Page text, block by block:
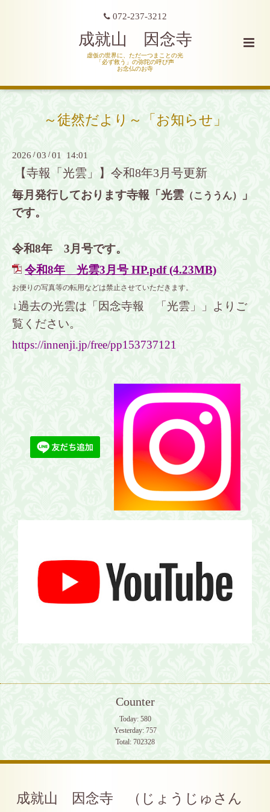
072-237-3212
成就山 因念寺
虚仮の世界に、ただ一つまことの光
「必ず救う」の弥陀の呼び声
お念仏のお寺
～徒然だより～「お知らせ」
2026 /03 /01 14:01
【寺報「光雲」】令和8年3月号更新
毎月発行しております寺報「光雲 （こううん）
」
です。
令和8年 3月 号です。
令和8年 光雲3月号 HP.pdf(4.23MB)
お便りの写真等の転用などは禁止させていただきます。
↓過去の光雲は「因念寺報 「光雲」」よりご
覧ください。
https://innenji.jp/free/pp153737121
Counter
Today: 580
Yesterday: 757
Total: 702328
成就山 因念寺 （じょうじゅさん